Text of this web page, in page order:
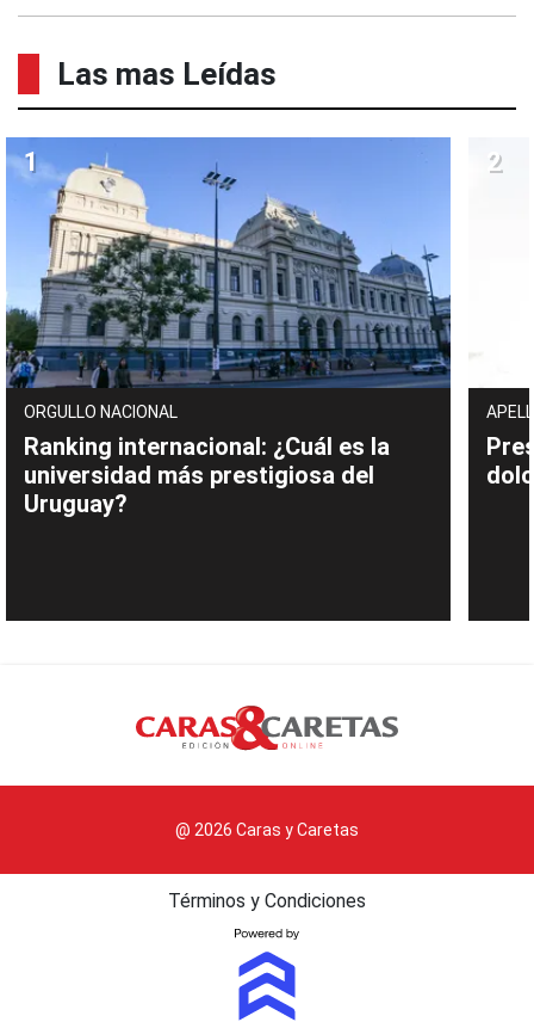
Las mas Leídas
ORGULLO NACIONAL
Ranking internacional: ¿Cuál es la
universidad más prestigiosa del
Uruguay?
@ 2026 Caras y Caretas
Términos y Condiciones